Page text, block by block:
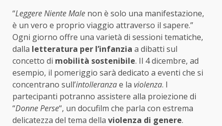
“Leggere Niente Male non è solo una manifestazione,
è un vero e proprio viaggio attraverso il sapere.”
Ogni giorno offre una varietà di sessioni tematiche,
dalla letteratura per l’infanzia a dibatti sul
concetto di mobilità sostenibile. Il 4 dicembre, ad
esempio, il pomeriggio sarà dedicato a eventi che si
concentrano sull’intolleranzae la violenza. I
partecipanti potranno assistere alla proiezione di
“Donne Perse“, un docufilm che parla con estrema
delicatezza del tema della violenza di genere.